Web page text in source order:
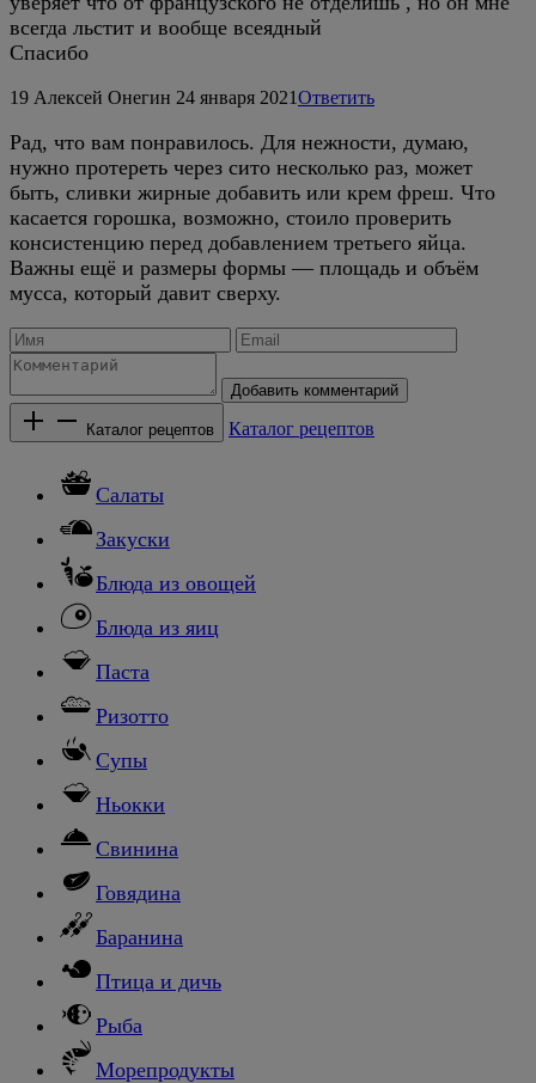
всегда льстит и вообще всеядный
Спасибо
19 Алексей Онегин 24 января 2021Ответить
Рад, что вам понравилось. Для нежности, думаю,
нужно протереть через сито несколько раз, может
быть, сливки жирные добавить или крем фреш. Что
касается горошка, возможно, стоило проверить
консистенцию перед добавлением третьего яйца.
Важны ещё и размеры формы — площадь и объём
мусса, который давит сверху.
Добавить комментарий
Каталог рецептов Каталог рецептов
Салаты
Закуски
Блюда из овощей
Блюда из яиц
Паста
Ризотто
Супы
Ньокки
Свинина
Говядина
Баранина
Птица и дичь
Рыба
Морепродукты